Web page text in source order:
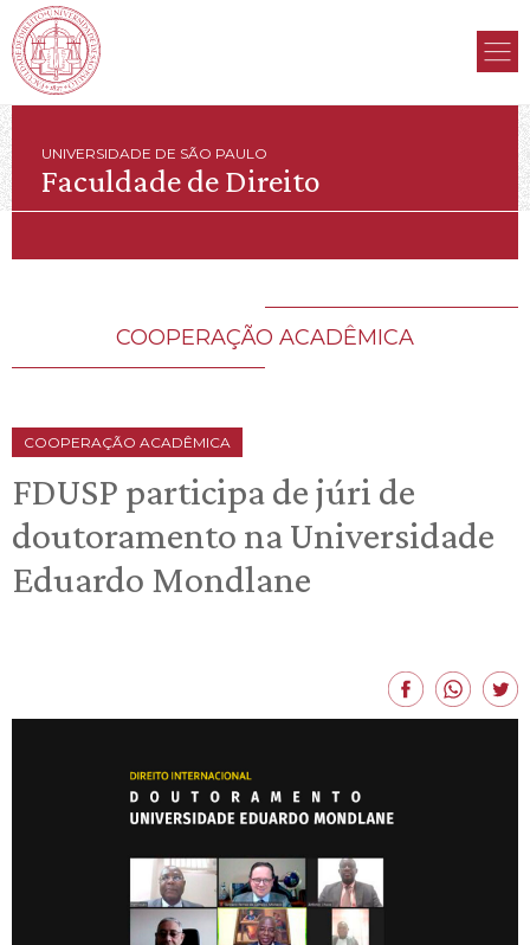
UNIVERSIDADE DE SÃO PAULO
Faculdade de Direito
COOPERAÇÃO ACADÊMICA
COOPERAÇÃO ACADÊMICA
FDUSP participa de júri de
doutoramento na Universidade
Eduardo Mondlane